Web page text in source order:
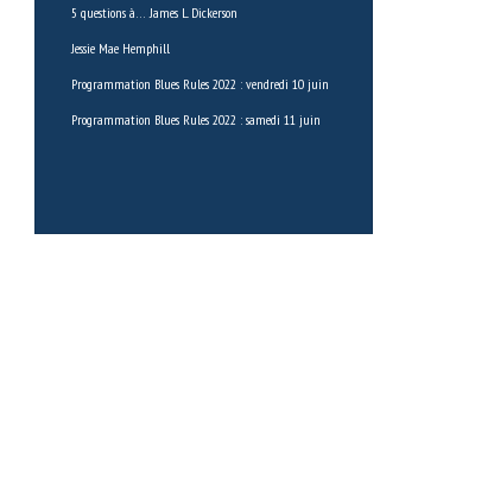
5 questions à… James L. Dickerson
Jessie Mae Hemphill
Programmation Blues Rules 2022 : vendredi 10 juin
Programmation Blues Rules 2022 : samedi 11 juin